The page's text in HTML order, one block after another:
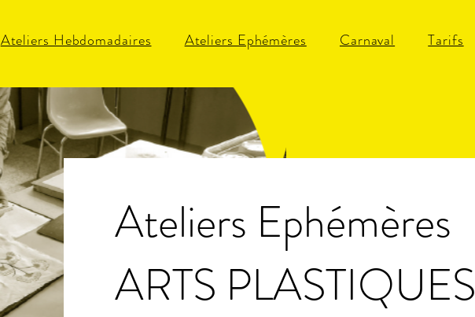
Ateliers Hebdomadaires Ateliers Ephémères Carnaval Tarifs
Ateliers Ephémères
ARTS PLASTIQUES